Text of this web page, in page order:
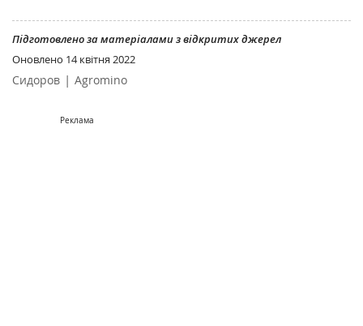
Підготовлено за матеріалами з відкритих джерел
Оновлено 14 квітня 2022
Сидоров | Agromino
Реклама